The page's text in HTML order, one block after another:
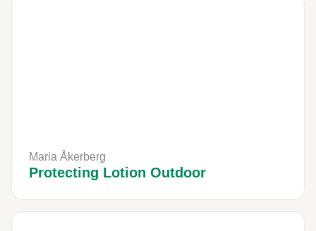
Maria Åkerberg
Protecting Lotion Outdoor